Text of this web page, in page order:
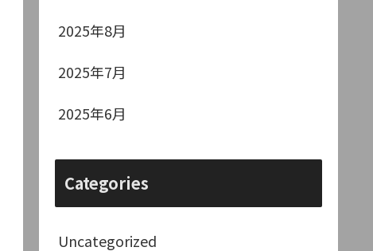
2025年8月
2025年7月
2025年6月
Categories
Uncategorized